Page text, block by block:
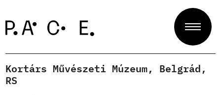
Projektek
Kortárs Művészeti Múzeum, Belgrád,
RS